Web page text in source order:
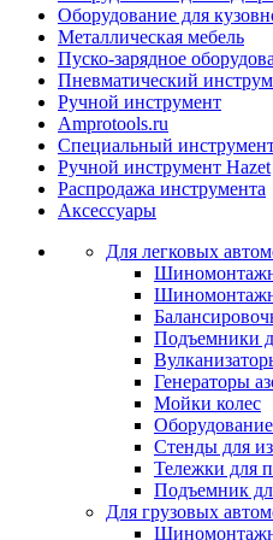
Оборудование для
Металлическая мебель
Пуско-зарядное
Пневматический
Ручной инструмент
Amprotools.ru
Специальный
Ручной инструмент Hazet
Распродажа инструмента
Аксессуары
Для легковых
Подъемники
Генераторы
Мойки колес
Стенды для
Тележки для
Подъемник
Для грузовых